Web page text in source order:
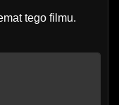
tego filmu.